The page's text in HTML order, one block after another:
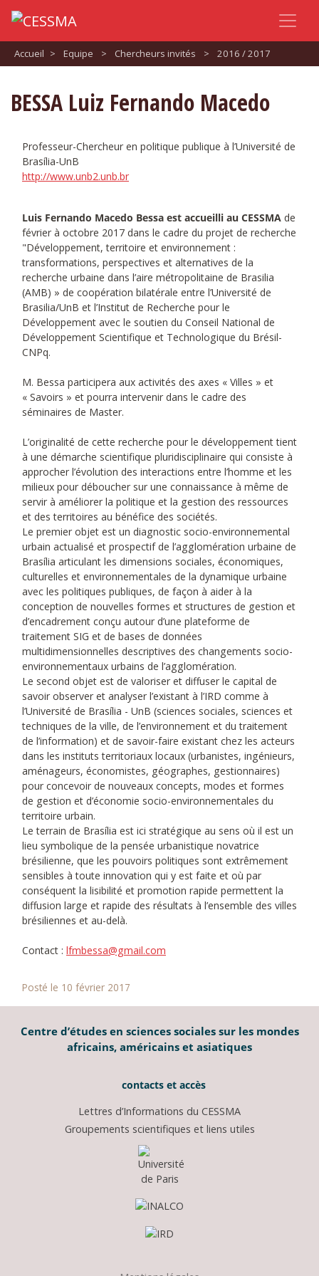
Accueil > Equipe > Chercheurs invités > 2016 / 2017
BESSA Luiz Fernando Macedo
Professeur-Chercheur en politique publique à l’Université de
Brasília-UnB
http://www.unb2.unb.br
Luis Fernando Macedo Bessa est accueilli au CESSMA de
février à octobre 2017 dans le cadre du projet de recherche
"Développement, territoire et environnement :
transformations, perspectives et alternatives de la
recherche urbaine dans l’aire métropolitaine de Brasilia
(AMB) » de coopération bilatérale entre l’Université de
Brasilia/UnB et l’Institut de Recherche pour le
Développement avec le soutien du Conseil National de
Développement Scientifique et Technologique du Brésil-
CNPq.
M. Bessa participera aux activités des axes « Villes » et
« Savoirs » et pourra intervenir dans le cadre des
séminaires de Master.
L’originalité de cette recherche pour le développement tient
à une démarche scientifique pluridisciplinaire qui consiste à
approcher l’évolution des interactions entre l’homme et les
milieux pour déboucher sur une connaissance à même de
servir à améliorer la politique et la gestion des ressources
et des territoires au bénéfice des sociétés.
Le premier objet est un diagnostic socio-environnemental
urbain actualisé et prospectif de l’agglomération urbaine de
Brasília articulant les dimensions sociales, économiques,
culturelles et environnementales de la dynamique urbaine
avec les politiques publiques, de façon à aider à la
conception de nouvelles formes et structures de gestion et
d’encadrement conçu autour d’une plateforme de
traitement SIG et de bases de données
multidimensionnelles descriptives des changements socio-
environnementaux urbains de l’agglomération.
Le second objet est de valoriser et diffuser le capital de
savoir observer et analyser l’existant à l’IRD comme à
l’Université de Brasília - UnB (sciences sociales, sciences et
techniques de la ville, de l’environnement et du traitement
de l’information) et de savoir-faire existant chez les acteurs
dans les instituts territoriaux locaux (urbanistes, ingénieurs,
aménageurs, économistes, géographes, gestionnaires)
pour concevoir de nouveaux concepts, modes et formes
de gestion et d’économie socio-environnementales du
territoire urbain.
Le terrain de Brasília est ici stratégique au sens où il est un
lieu symbolique de la pensée urbanistique novatrice
brésilienne, que les pouvoirs politiques sont extrêmement
sensibles à toute innovation qui y est faite et où par
conséquent la lisibilité et promotion rapide permettent la
diffusion large et rapide des résultats à l’ensemble des villes
brésiliennes et au-delà.
Contact : lfmbessa@gmail.com
Posté le 10 février 2017
Centre d’études en sciences sociales sur les mondes
africains, américains et asiatiques
contacts et accès
Lettres d’Informations du CESSMA
Groupements scientifiques et liens utiles